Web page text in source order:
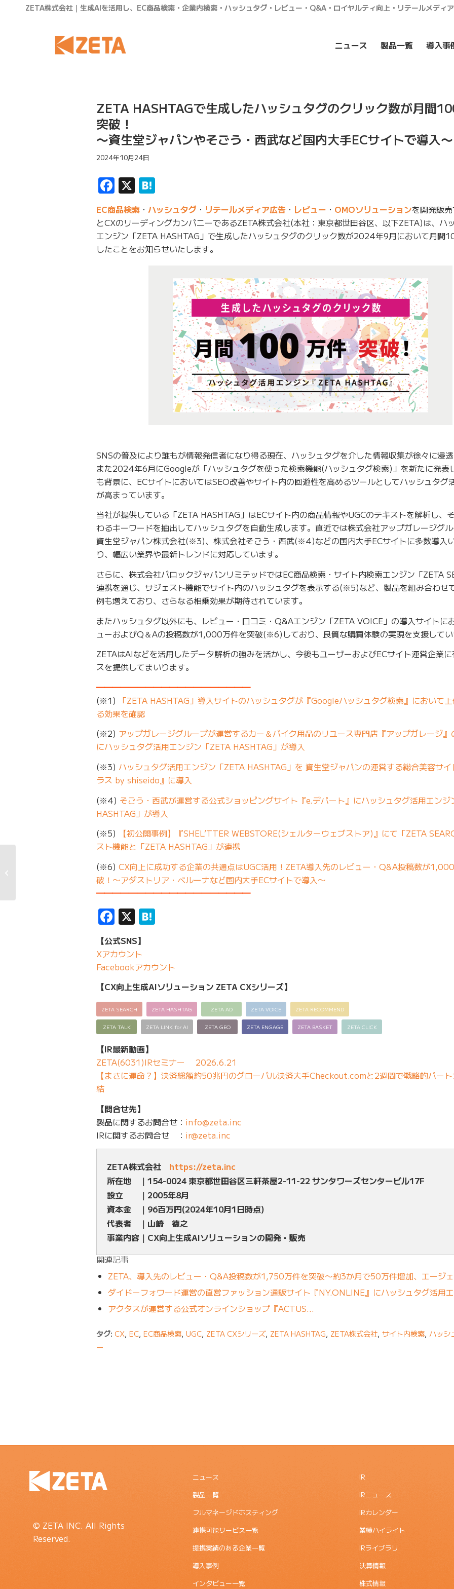
ZETA株式会社｜生成AIを活用し、EC商品検索・企業内検索・ハッシュタグ・レビュー・Q&A・ロイヤルティ向上・リテールメディ
ニュース 製品一覧 導入事
ZETA HASHTAGで生成したハッシュタグのクリック数が月間
突破！
〜資生堂ジャパンやそごう・西武など国内大手ECサイトで導入〜
2024年10月24日
Facebook
X
EC商品検索 ・ ハッシュタグ ・ リテールメディア広告 ・ レビュー ・ OMOソリューションを開発販
とCXのリーディングカンパニーであるZETA株式会社(本社：東京都世田谷区、以下ZETA)は、ハ
エンジン「ZETA HASHTAG」で生成したハッシュタグのクリック数が2024年9月において月間
したことをお知らせいたします。
SNSの普及により誰もが情報発信者になり得る現在、ハッシュタグを介した情報収集が徐々に浸透
また2024年6月にGoogleが「ハッシュタグを使った検索機能(ハッシュタグ検索)」を新たに発
も背景に、ECサイトにおいてはSEO改善やサイト内の回遊性を高めるツールとしてハッシュタグ
が高まっています。
当社が提供している「ZETA HASHTAG」はECサイト内の商品情報やUGCのテキストを解析し、
わるキーワードを抽出してハッシュタグを自動生成します。直近では株式会社アップガレージグ
資生堂ジャパン株式会社(※3)、株式会社そごう・西武(※4)などの国内大手ECサイトに多数導入
り、幅広い業界や最新トレンドに対応しています。
さらに、株式会社バロックジャパンリミテッドではEC商品検索・サイト内検索エンジン「ZETA
連携を通じ、サジェスト機能でサイト内のハッシュタグを表示する(※5)など、製品を組み合わせ
例も増えており、さらなる相乗効果が期待されています。
またハッシュタグ以外にも、レビュー・口コミ・Q&Aエンジン「ZETA VOICE」の導入サイトに
ューおよびQ＆Aの投稿数が1,000万件を突破(※6)しており、良質な購買体験の実現を支援してい
ZETAはAIなどを活用したデータ解析の強みを活かし、今後もユーザーおよびECサイト運営企業
スを提供してまいります。
━━━━━━━━━━━━━━━━━━━
(※1)
「ZETA HASHTAG」導入サイトのハッシュタグが『Googleハッシュタグ検索』において
る効果を確認
(※2) アップガレージグループが運営するカー＆バイク用品のリユース専門店『アップガレージ』
にハッシュタグ活用エンジン「ZETA HASHTAG」が導入
(※3) ハッシュタグ活用エンジン「ZETA HASHTAG」を 資生堂ジャパンの運営する総合美容サ
ラス by shiseido』に導入
(※4) そごう・西武が運営する公式ショッピングサイト『e.デパート』にハッシュタグ活用エンジ
HASHTAG」が導入
(※5)
【初公開事例】『SHEL’TTER WEBSTORE(シェルターウェブストア)』にて「ZETA
スト機能と「ZETA HASHTAG」が連携
(※6) CX向上に成功する企業の共通点はUGC活用！ZETA導入先のレビュー・Q&A投稿数が
破！〜アダストリア・ベルーナなど国内大手ECサイトで導入〜
━━━━━━━━━━━━━━━━━━━
Facebook
X
【公式SNS】
Xアカウント
Facebookアカウント
【CX向上生成AIソリューション ZETA CXシリーズ】
ZETA SEARCH ZETA HASHTAG ZETA AD ZETA VOICE ZETA RECOMMEND
ZETA TALK ZETA LINK for AI ZETA GEO ZETA ENGAGE ZETA BASKET ZETA CLICK
【IR最新動画】
ZETA(6031)IRセミナー 2026.6.21
【まさに運命？】決済総額約50兆円のグローバル決済大手Checkout.comと2週間で戦略的パー
結
【問合せ先】
製品に関するお問合せ： info@zeta.inc
IRに関するお問合せ ： ir@zeta.inc
ZETA株式会社 https://zeta.inc
所在地 ｜154-0024 東京都世田谷区三軒茶屋2-11-22 サンタワーズセンタービル17F
設立 ｜2005年8月
資本金 ｜96百万円(2024年10月1日時点)
代表者 ｜山崎 徳之
事業内容｜CX向上生成AIソリューションの開発・販売
関連記事
ZETA、導入先のレビュー・Q&A投稿数が1,750万件を突破〜約3か月で50万件増加、エージ
ダイドーフォワード運営の直営ファッション通販サイト『NY.ONLINE』にハッシュタグ活用
アクタスが運営する公式オンラインショップ『ACTUS…
タグ: CX, EC, EC商品検索, UGC, ZETA CXシリーズ, ZETA HASHTAG, ZETA株式会社, サイト内検索, ハッシ
ー
© ZETA INC. All Rights
Reserved.
ニュース
製品一覧
フルマネージドホスティング
連携可能サービス一覧
提携実績のある企業一覧
導入事例
インタビュー一覧
IR
IRニュース
IRカレンダー
業績ハイライト
IRライブラリ
決算情報
株式情報